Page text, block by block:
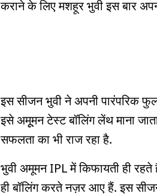
कराने के लिए मशहूर भुवी इस बार
इस सीजन भुवी ने अपनी पारं‍परिक
इसे अमूूमन टेस्ट बॉलिंग लेंथ माना
सफलता का भी राज रहा है.
भुवी अमूमन IPL में किफायती ही
ही बॉलिंग करते नज़र आए हैं. इस